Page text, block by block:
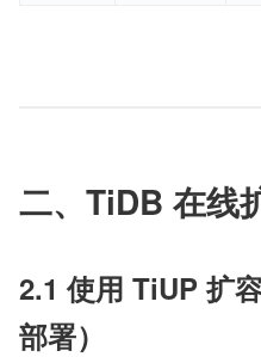
二、TiDB 在线
2.1 使用 TiUP 扩
部署）